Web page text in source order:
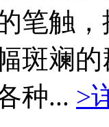
笔触
斑斓
种... >